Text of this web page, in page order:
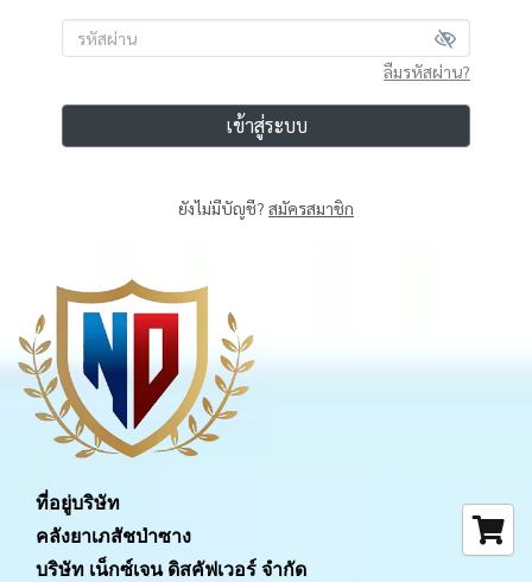
ลืมรหัสผ่าน?
เข้าสู่ระบบ
ยังไม่มีบัญชี? สมัครสมาชิก
ที่อยู่บริษัท
คลังยาเภสัชป่าซาง
บริษัท เน็กซ์เจน ดิสคัฟเวอร์ จำกัด